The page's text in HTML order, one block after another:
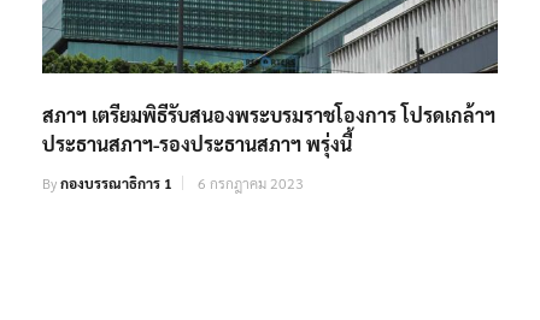
สภาฯ เตรียมพิธีรับสนองพระบรมราชโองการ โปรดเกล้าฯ
ประธานสภาฯ-รองประธานสภาฯ พรุ่งนี้
Byกองบรรณาธิการ 1 6 กรกฎาคม 2023